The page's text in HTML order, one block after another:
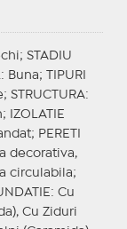
STADIU
: Buna;
TIPURI
STRUCTURA:
IZOLATIE
PERETI
decorativa,
circulabila;
: Cu
Cu Ziduri